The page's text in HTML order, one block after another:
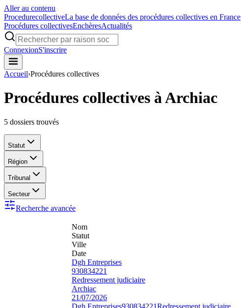
Aller au contenu
ProcedurecollectiveLa base de données des procédures collectives en France
Procédures collectivesEnchèresActualités
ConnexionS'inscrire
Accueil›Procédures collectives
Procédures collectives à Archiac
5 dossiers trouvés
Statut
Région
Tribunal
Secteur
Recherche avancée
Nom
Statut
Ville
Date
Dgh Entreprises
930834221
Redressement judiciaire
Archiac
21/07/2026
Dgh Entreprises930834221Redressement judiciaire